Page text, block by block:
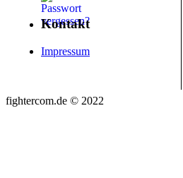
Kontakt
Impressum
fightercom.de © 2022